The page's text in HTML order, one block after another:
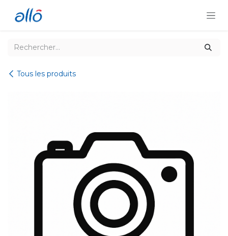
Tous les produits